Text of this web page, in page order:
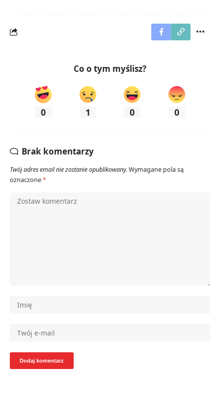
Co o tym myślisz?
0 1 0 0
Brak komentarzy
Twój adres email nie zostanie opublikowany. Wymagane pola są
oznaczone*